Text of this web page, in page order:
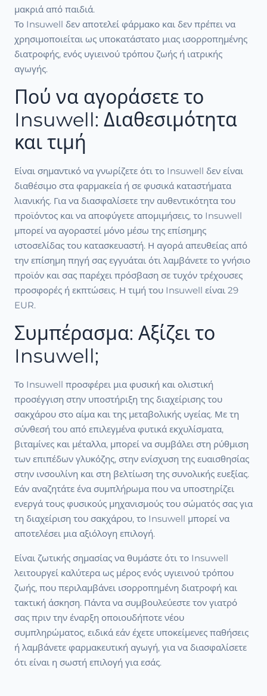
μακριά από παιδιά.
Το Insuwell δεν αποτελεί φάρμακο και δεν πρέπει να
χρησιμοποιείται ως υποκατάστατο μιας ισορροπημένης
διατροφής, ενός υγιεινού τρόπου ζωής ή ιατρικής
αγωγής.
Πού να αγοράσετε το
Insuwell: Διαθεσιμότητα
και τιμή
Είναι σημαντικό να γνωρίζετε ότι το Insuwell δεν είναι
διαθέσιμο στα φαρμακεία ή σε φυσικά καταστήματα
λιανικής. Για να διασφαλίσετε την αυθεντικότητα του
προϊόντος και να αποφύγετε απομιμήσεις, το Insuwell
μπορεί να αγοραστεί μόνο μέσω της επίσημης
ιστοσελίδας του κατασκευαστή. Η αγορά απευθείας από
την επίσημη πηγή σας εγγυάται ότι λαμβάνετε το γνήσιο
προϊόν και σας παρέχει πρόσβαση σε τυχόν τρέχουσες
προσφορές ή εκπτώσεις. Η τιμή του Insuwell είναι 29
EUR.
Συμπέρασμα: Αξίζει το
Insuwell;
Το Insuwell προσφέρει μια φυσική και ολιστική
προσέγγιση στην υποστήριξη της διαχείρισης του
σακχάρου στο αίμα και της μεταβολικής υγείας. Με τη
σύνθεσή του από επιλεγμένα φυτικά εκχυλίσματα,
βιταμίνες και μέταλλα, μπορεί να συμβάλει στη ρύθμιση
των επιπέδων γλυκόζης, στην ενίσχυση της ευαισθησίας
στην ινσουλίνη και στη βελτίωση της συνολικής ευεξίας.
Εάν αναζητάτε ένα συμπλήρωμα που να υποστηρίζει
ενεργά τους φυσικούς μηχανισμούς του σώματός σας για
τη διαχείριση του σακχάρου, το Insuwell μπορεί να
αποτελέσει μια αξιόλογη επιλογή.
Είναι ζωτικής σημασίας να θυμάστε ότι το Insuwell
λειτουργεί καλύτερα ως μέρος ενός υγιεινού τρόπου
ζωής, που περιλαμβάνει ισορροπημένη διατροφή και
τακτική άσκηση. Πάντα να συμβουλεύεστε τον γιατρό
σας πριν την έναρξη οποιουδήποτε νέου
συμπληρώματος, ειδικά εάν έχετε υποκείμενες παθήσεις
ή λαμβάνετε φαρμακευτική αγωγή, για να διασφαλίσετε
ότι είναι η σωστή επιλογή για εσάς.